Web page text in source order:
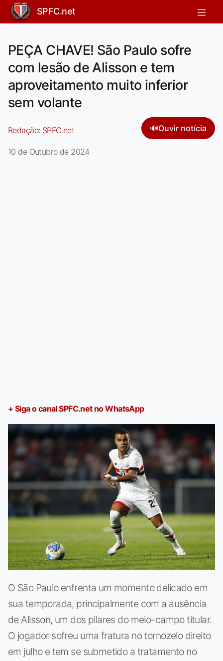
SPFC.net
PEÇA CHAVE! São Paulo sofre
com lesão de Alisson e tem
aproveitamento muito inferior
sem volante
Redação: SPFC.net 🔊Ouvir notícia
10 de Outubro de 2024
+ Siga o canal SPFC.net no WhatsApp
O São Paulo enfrenta um momento delicado em
sua temporada, principalmente com a ausência
de Alisson, um dos pilares do meio-campo titular.
O jogador sofreu uma fratura no tornozelo direito
em julho e tem se submetido a tratamento no